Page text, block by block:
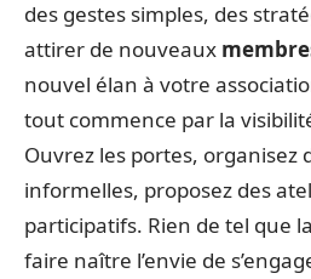
des gestes simples, des
attirer de nouveaux
nouvel élan à votre
tout commence par la
Ouvrez les portes, organisez
informelles, proposez des
participatifs. Rien de tel que
faire naître l’envie de